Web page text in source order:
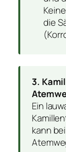
die
3.
Ein
kann